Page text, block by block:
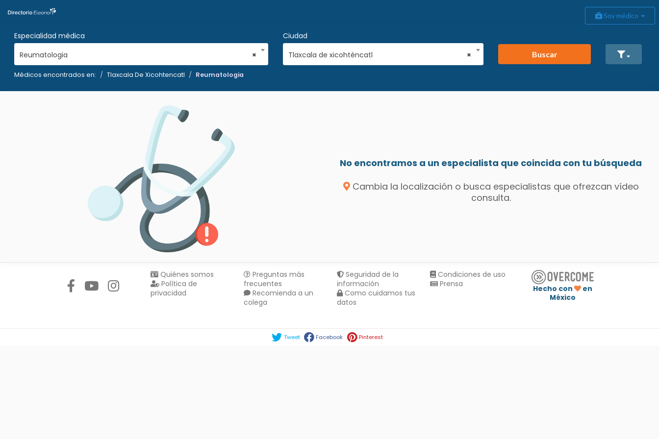
Soy médico
Especialidad médica
×
Reumatologia
Ciudad
×
Tlaxcala de xicohténcatl Buscar
Médicos encontrados en: Tlaxcala De Xicohtencatl Reumatologia
No encontramos a un especialista que coincida con tu búsqueda
Cambia la localización o busca especialistas que ofrezcan vídeo
consulta.
Quiénes somos
Política de
privacidad
Preguntas más
frecuentes
Recomienda a un
colega
Seguridad de la
información
Como cuidamos tus
datos
Condiciones de uso
Prensa
Hecho con
en
México
Tweet Facebook Pinterest